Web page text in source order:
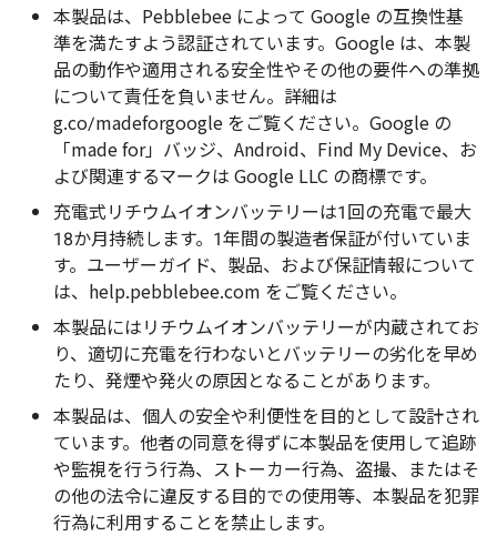
本製品は、Pebblebee によって Google の互換性基
準を満たすよう認証されています。Google は、本製
品の動作や適用される安全性やその他の要件への準拠
について責任を負いません。詳細は
g.co/madeforgoogle をご覧ください。Google の
「made for」バッジ、Android、Find My Device、お
よび関連するマークは Google LLC の商標です。
充電式リチウムイオンバッテリーは1回の充電で最大
18か月持続します。1年間の製造者保証が付いていま
す。ユーザーガイド、製品、および保証情報について
は、help.pebblebee.com をご覧ください。
本製品にはリチウムイオンバッテリーが内蔵されてお
り、適切に充電を行わないとバッテリーの劣化を早め
たり、発煙や発火の原因となることがあります。
本製品は、個人の安全や利便性を目的として設計され
ています。他者の同意を得ずに本製品を使用して追跡
や監視を行う行為、ストーカー行為、盗撮、またはそ
の他の法令に違反する目的での使用等、本製品を犯罪
行為に利用することを禁止します。